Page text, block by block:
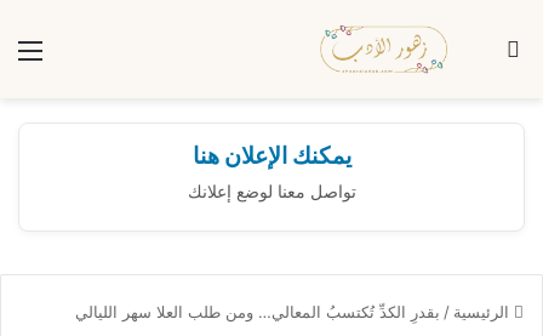
بحث عن
يمكنك الإعلان هنا
تواصل معنا لوضع إعلانك
الرئيسية / بقدرِ الكدِّ تُكتسبُ المعالي… ومن طلب العلا سهر الليالي